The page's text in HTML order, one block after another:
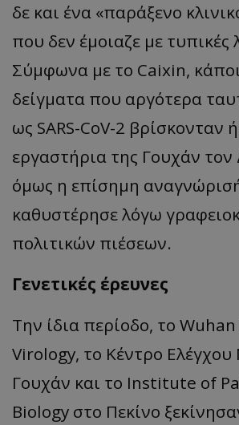
δε και ένα «παράξενο
που δεν έμοιαζε με τυπικές
Σύμφωνα με το Caixin,
δείγματα που αργότερα
ως SARS-CoV-2 βρίσκονταν
εργαστήρια της Γουχάν τον
όμως η επίσημη
καθυστέρησε λόγω
πολιτικών πιέσεων.
Γενετικές έρευνες
Την ίδια περίοδο, το
Virology, το Κέντρο
Γουχάν και το Institute of
Biology στο Πεκίνο